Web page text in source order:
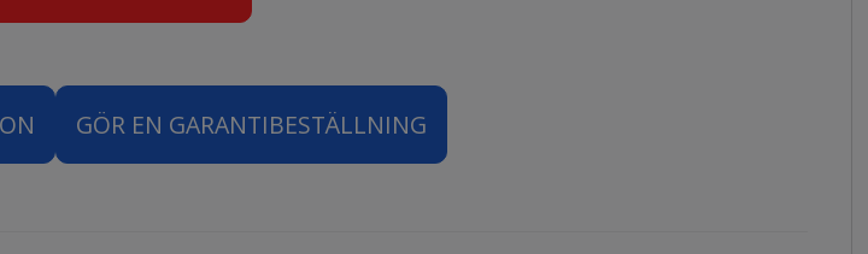
GÖR EN GARANTIBESTÄLLNING